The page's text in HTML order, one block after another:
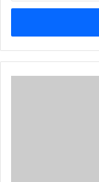
correo